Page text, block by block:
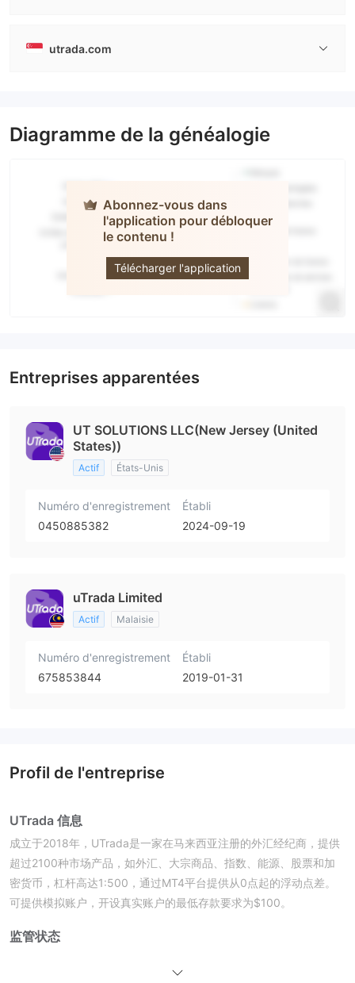
utrada.com
Diagramme de la généalogie
Abonnez-vous dans
l'application pour débloquer
le contenu !
Télécharger l'application
UTrada
Entreprises apparentées
UT SOLUTIONS LLC(New Jersey (United
States))
Actif États-Unis
Numéro d'enregistrement
0450885382
Établi
2024-09-19
uTrada Limited
Actif Malaisie
Numéro d'enregistrement
675853844
Établi
2019-01-31
Profil de l'entreprise
UTrada 信息
成立于2018年，UTrada是一家在马来西亚注册的外汇经纪商，提供
超过2100种市场产品，如外汇、大宗商品、指数、能源、股票和加
密货币，杠杆高达1:500，通过MT4平台提供从0点起的浮动点差。
可提供模拟账户，开设真实账户的最低存款要求为$100。
监管状态
financiers de Labuan (LFSA), détenant un traitement direct